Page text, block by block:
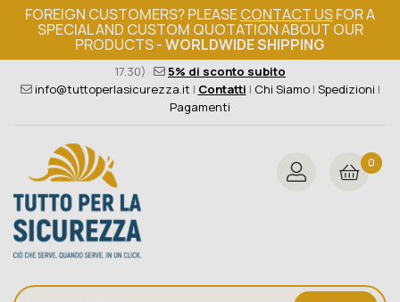
FOREIGN CUSTOMERS? PLEASECONTACT USFOR A
SPECIAL AND CUSTOM QUOTATION ABOUT OUR
PRODUCTS -WORLDWIDE SHIPPING
Ordine minimo 149€+iva 376 004 4000(Lun - Ven / 8.30 -
17.30)
5% di sconto subito
info@tuttoperlasicurezza.it | Contatti | Chi Siamo| Spedizioni |
Pagamenti
0